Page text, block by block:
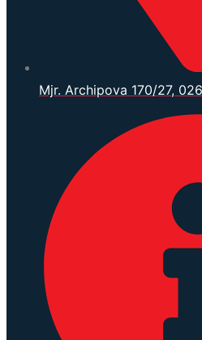
Mjr. Archipova 170/27,